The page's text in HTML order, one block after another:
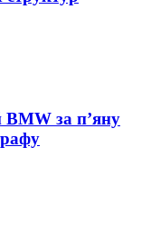
BMW за п’яну